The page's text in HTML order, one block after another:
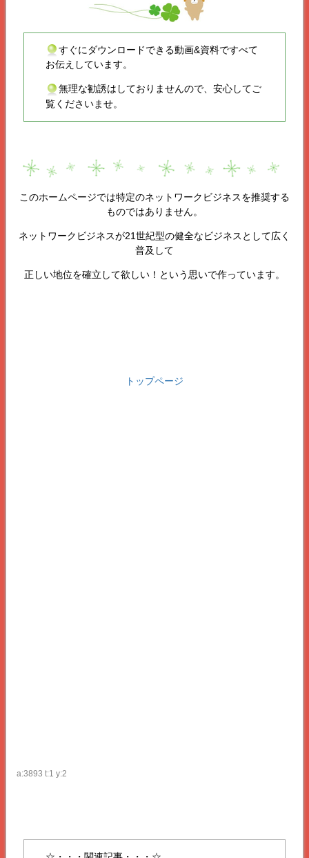
すぐにダウンロードできる動画&資料ですべて
お伝えしています。
無理な勧誘はしておりませんので、安心してご
覧くださいませ。
このホームページでは特定のネットワークビジネスを推奨する
ものではありません。
ネットワークビジネスが21世紀型の健全なビジネスとして広く
普及して
正しい地位を確立して欲しい！という思いで作っています。
トップページ
a:3893 t:1 y:2